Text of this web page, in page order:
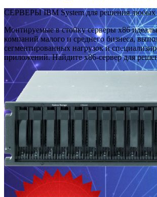
СЕРВЕРЫ IBM System для решения любых
Монтируемые в стойку серверы x86
компаний малого и среднего бизнеса,
сегментированных нагрузок и
приложений. Найдите x86-сервер для